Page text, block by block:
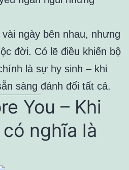
ngày bên nhau, nhưng
đời. Có lẽ điều khiến bộ
là sự hy sinh – khi
sàng đánh đổi tất cả.
You – Khi
nghĩa là